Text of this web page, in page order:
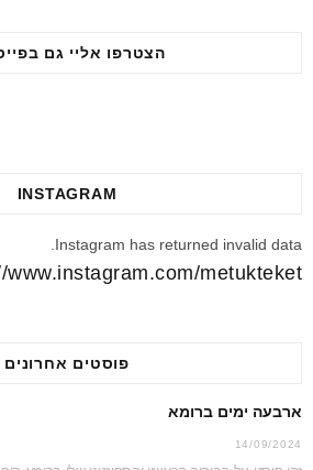
הצטרפו אליי גם
INSTAGRAM
Instagram has returned invalid data.
www.instagram.com/metukteket/
פוסטים אחרונים
ארבעה ימים ברומא
14/09/2024